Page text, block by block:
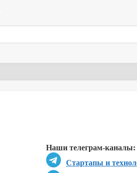
Наши телеграм-каналы:
Стартапы и